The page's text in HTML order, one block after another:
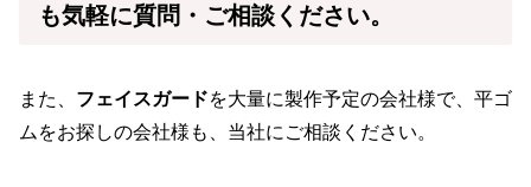
も気軽に質問・ご相談ください。
また、 フェイスガードを大量に製作予定の会社様で、平ゴ
ムをお探しの会社様も、当社にご相談ください。